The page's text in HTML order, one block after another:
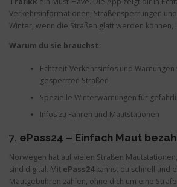
Verkehrsinformationen, Straßensperrungen
Winter, wenn die Straßen glatt werden
Warum du sie brauchst:
Echtzeit-Verkehrsinfos und
gesperrten Straßen
Spezielle Winterwarnungen für
Infos zu Fähren und Mautstationen
7. ePass24 – Einfach Maut
Norwegen hat auf vielen Straßen
sind digital. Mit ePass24kannst du schnell und
Mautgebühren zahlen, ohne dich um eine